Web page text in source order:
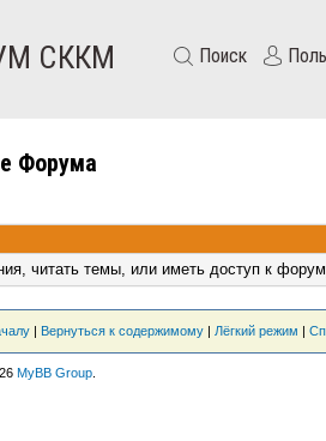
СККМ Поиск
Форума
читать темы, или иметь доступ к
| Вернуться к содержимому| Лёгкий режим |
MyBB Group.